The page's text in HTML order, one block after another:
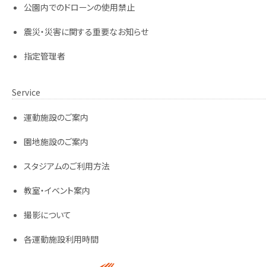
公園内でのドローンの使用禁止
震災・災害に関する重要なお知らせ
指定管理者
Service
運動施設のご案内
園地施設のご案内
スタジアムのご利用方法
教室・イベント案内
撮影について
各運動施設利用時間